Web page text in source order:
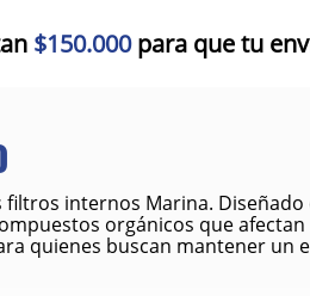
$150.000para que tu
internos Marina.
orgánicos que afectan
quienes buscan mantener un